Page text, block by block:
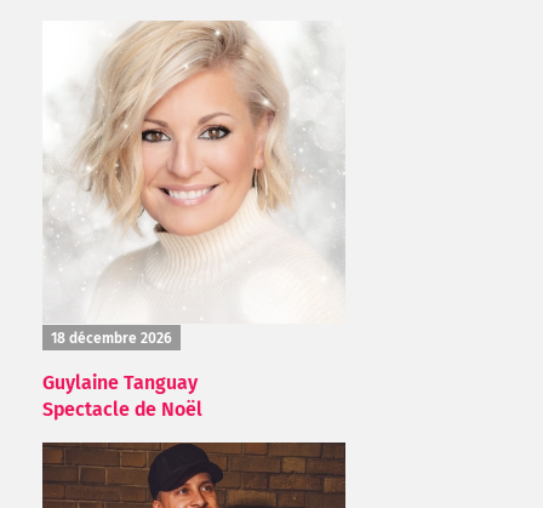
18 décembre 2026
Guylaine Tanguay
Spectacle de Noël